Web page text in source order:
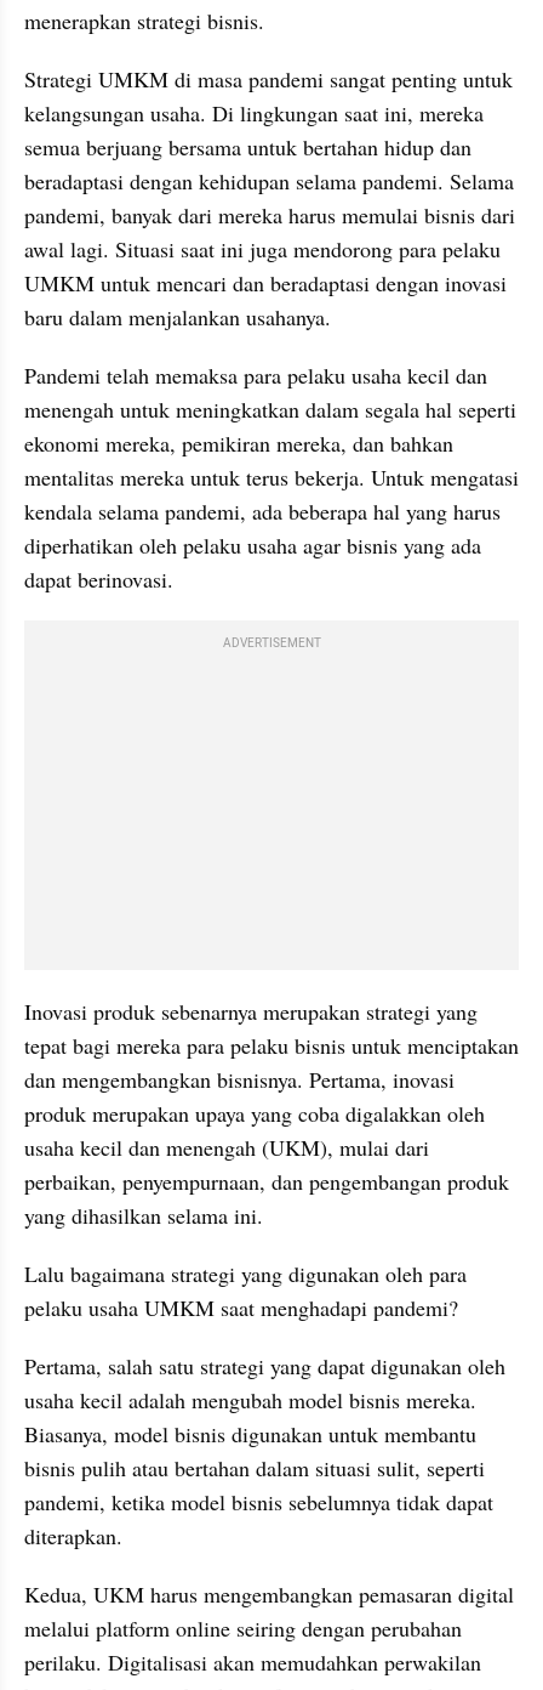
menerapkan strategi bisnis.
Strategi UMKM di masa pandemi sangat penting untuk
kelangsungan usaha. Di lingkungan saat ini, mereka
semua berjuang bersama untuk bertahan hidup dan
beradaptasi dengan kehidupan selama pandemi. Selama
pandemi, banyak dari mereka harus memulai bisnis dari
awal lagi. Situasi saat ini juga mendorong para pelaku
UMKM untuk mencari dan beradaptasi dengan inovasi
baru dalam menjalankan usahanya.
Pandemi telah memaksa para pelaku usaha kecil dan
menengah untuk meningkatkan dalam segala hal seperti
ekonomi mereka, pemikiran mereka, dan bahkan
mentalitas mereka untuk terus bekerja. Untuk mengatasi
kendala selama pandemi, ada beberapa hal yang harus
diperhatikan oleh pelaku usaha agar bisnis yang ada
dapat berinovasi.
ADVERTISEMENT
Inovasi produk sebenarnya merupakan strategi yang
tepat bagi mereka para pelaku bisnis untuk menciptakan
dan mengembangkan bisnisnya. Pertama, inovasi
produk merupakan upaya yang coba digalakkan oleh
usaha kecil dan menengah (UKM), mulai dari
perbaikan, penyempurnaan, dan pengembangan produk
yang dihasilkan selama ini.
Lalu bagaimana strategi yang digunakan oleh para
pelaku usaha UMKM saat menghadapi pandemi?
Pertama, salah satu strategi yang dapat digunakan oleh
usaha kecil adalah mengubah model bisnis mereka.
Biasanya, model bisnis digunakan untuk membantu
bisnis pulih atau bertahan dalam situasi sulit, seperti
pandemi, ketika model bisnis sebelumnya tidak dapat
diterapkan.
Kedua, UKM harus mengembangkan pemasaran digital
melalui platform online seiring dengan perubahan
perilaku. Digitalisasi akan memudahkan perwakilan